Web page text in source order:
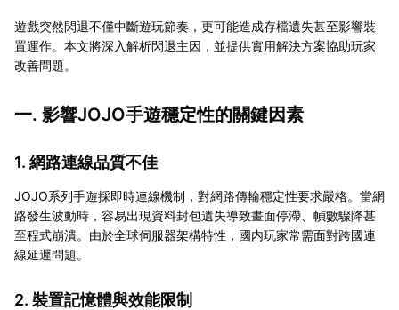
遊戲突然閃退不僅中斷遊玩節奏，更可能造成存檔遺失甚至影響裝
置運作。本文將深入解析閃退主因，並提供實用解決方案協助玩家
改善問題。
一. 影響JOJO手遊穩定性的關鍵因素
1. 網路連線品質不佳
JOJO系列手遊採即時連線機制，對網路傳輸穩定性要求嚴格。當網
路發生波動時，容易出現資料封包遺失導致畫面停滯、幀數驟降甚
至程式崩潰。由於全球伺服器架構特性，國内玩家常需面對跨國連
線延遲問題。
2. 裝置記憶體與效能限制